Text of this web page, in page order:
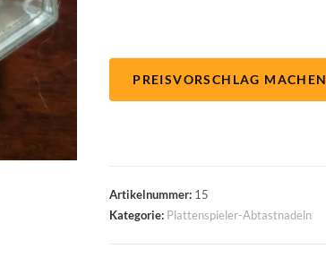
PREISVORSCHLAG MACHEN
Artikelnummer: 15
Kategorie: Plattenspieler-Abtastnadeln